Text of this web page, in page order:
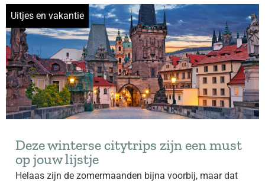
Uitjes en vakantie
Deze winterse citytrips zijn een must
op jouw lijstje
Helaas zijn de zomermaanden bijna voorbij, maar dat